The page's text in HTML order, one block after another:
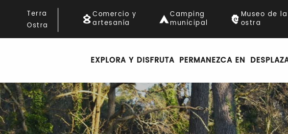
contenu
principal
Terra
Ostra
Comercio y
artesanía
Camping
municipal
Museo de la
ostra
EXPLORA Y DISFRUTA PERMANEZCA EN